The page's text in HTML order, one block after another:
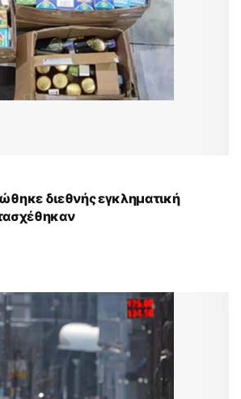
διεθνής εγκληματική